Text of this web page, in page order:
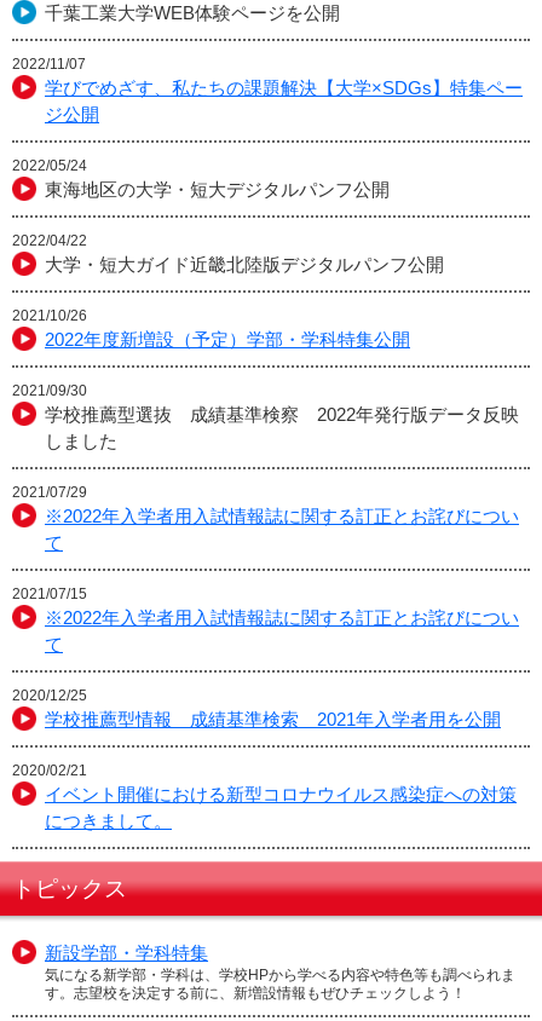
千葉工業大学WEB体験ページを公開
2022/11/07
学びでめざす、私たちの課題解決【大学×SDGs】特集ペー
ジ公開
2022/05/24
東海地区の大学・短大デジタルパンフ公開
2022/04/22
大学・短大ガイド近畿北陸版デジタルパンフ公開
2021/10/26
2022年度新増設（予定）学部・学科特集公開
2021/09/30
学校推薦型選抜 成績基準検察 2022年発行版データ反映
しました
2021/07/29
※2022年入学者用入試情報誌に関する訂正とお詫びについ
て
2021/07/15
※2022年入学者用入試情報誌に関する訂正とお詫びについ
て
2020/12/25
学校推薦型情報 成績基準検索 2021年入学者用を公開
2020/02/21
イベント開催における新型コロナウイルス感染症への対策
につきまして。
トピックス
新設学部・学科特集
気になる新学部・学科は、学校HPから学べる内容や特色等も調べられま
す。志望校を決定する前に、新増設情報もぜひチェックしよう！